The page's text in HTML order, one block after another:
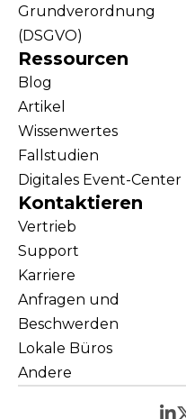
Grundverordnung
(DSGVO)
Ressourcen
Blog
Artikel
Wissenwertes
Fallstudien
Digitales Event-Center
Kontaktieren
Vertrieb
Support
Karriere
Anfragen und
Beschwerden
Lokale Büros
Andere